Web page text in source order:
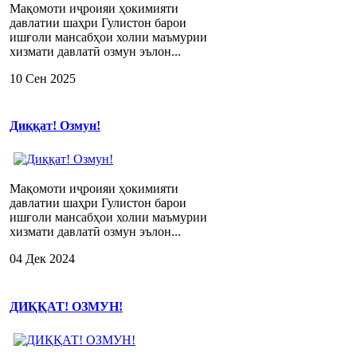
Мақомоти иҷроияи ҳокимияти
давлатии шаҳри Гулистон барои
ишғоли мансабҳои холии маъмурии
хизмати давлатӣ озмун эълон...
10 Сен 2025
Диққат! Озмун!
Мақомоти иҷроияи ҳокимияти
давлатии шаҳри Гулистон барои
ишғоли мансабҳои холии маъмурии
хизмати давлатӣ озмун эълон...
04 Дек 2024
ДИҚҚАТ! ОЗМУН!